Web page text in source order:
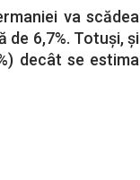
va scădea
de 6,7%. Totuși, și
decât se estima